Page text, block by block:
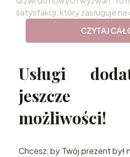
satysfakcji, który zasługuje
uczczenie. Wybór podarunku,
chwili i przekaże szczere
gestem, ale również trwałą
motywującą do dalszego
CZYTAJ
Usługi
jeszcze
możliwości!
Chcesz, by Twój prezent